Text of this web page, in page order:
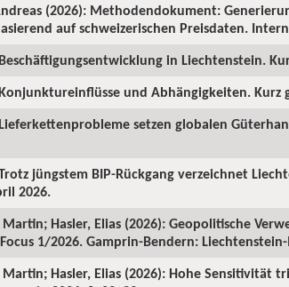
(2026): Methodendokument:
auf schweizerischen Preisdaten.
in Liechtenstein.
und Abhängigkeiten. Kurz
setzen globalen
jüngstem BIP-Rückgang verzeichnet
2026.
Hasler, Elias (2026): Geopolitische
1/2026. Gamprin-Bendern:
Hasler, Elias (2026): Hohe Sensitivität